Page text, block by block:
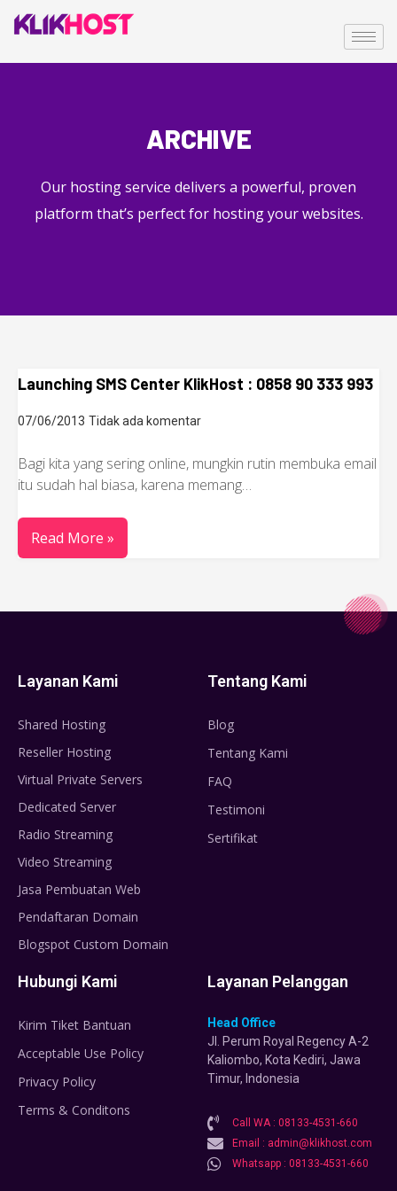
ARCHIVE
Our hosting service delivers a powerful, proven
platform that’s perfect for hosting your websites.
Launching SMS Center KlikHost : 0858 90 333 993
07/06/2013 Tidak ada komentar
Bagi kita yang sering online, mungkin rutin membuka email
itu sudah hal biasa, karena memang…
Read More »
Layanan Kami
Shared Hosting
Reseller Hosting
Virtual Private Servers
Dedicated Server
Radio Streaming
Video Streaming
Jasa Pembuatan Web
Pendaftaran Domain
Blogspot Custom Domain
Tentang Kami
Blog
Tentang Kami
FAQ
Testimoni
Sertifikat
Hubungi Kami
Kirim Tiket Bantuan
Acceptable Use Policy
Privacy Policy
Terms & Conditons
Layanan Pelanggan
Head Office
Jl. Perum Royal Regency A-2
Kaliombo, Kota Kediri, Jawa
Timur, Indonesia
Call WA : 08133-4531-660
Email : admin@klikhost.com
Whatsapp : 08133-4531-660